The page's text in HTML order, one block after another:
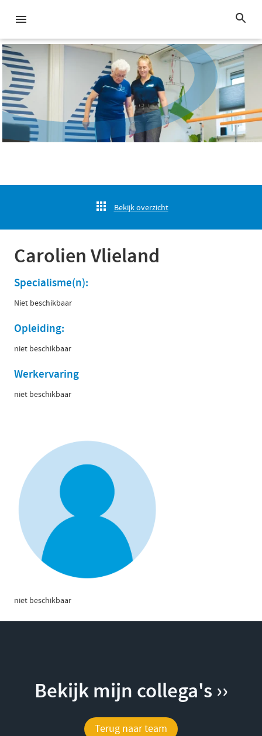
Bekijk overzicht
Carolien Vlieland
Specialisme(n):
Niet beschikbaar
Opleiding:
niet beschikbaar
Werkervaring
niet beschikbaar
niet beschikbaar
Bekijk mijn collega's ››
Terug naar team